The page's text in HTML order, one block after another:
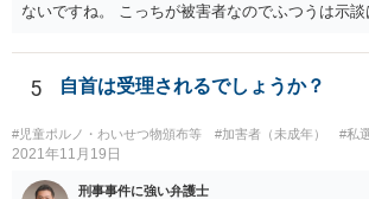
ないですね。 こっちが被害者なのでふつうは示
5 自首は受理されるでしょうか？
#児童ポルノ・わいせつ物頒布等 #加害者（未成年） #私
2021年11月19日
刑事事件に強い弁護士